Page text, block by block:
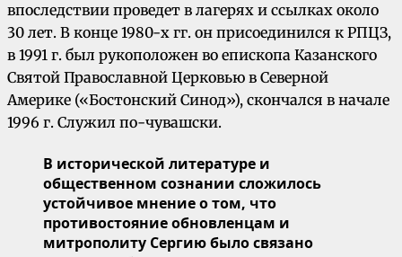
впоследствии проведет в лагерях и ссылках около
30 лет. В конце 1980-х гг. он присоединился к РПЦЗ,
в 1991 г. был рукоположен во епископа Казанского
Святой Православной Церковью в Северной
Америке («Бостонский Синод»), скончался в начале
1996 г. Служил по-чувашски.
В исторической литературе и
общественном сознании сложилось
устойчивое мнение о том, что
противостояние обновленцам и
митрополиту Сергию было связано